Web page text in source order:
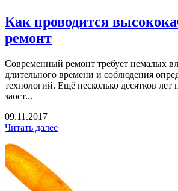
Как проводится
ремонт
Современный ремонт требует немалых
длительного времени и соблюдения
технологий. Ещё несколько десятков лет
заост...
09.11.2017
Читать далее